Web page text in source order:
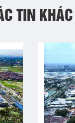
TIN KHÁC